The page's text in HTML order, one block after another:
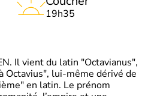
19h35
Il vient du latin "Octavianus",
Octavius", lui-même dérivé de
en latin. Le prénom